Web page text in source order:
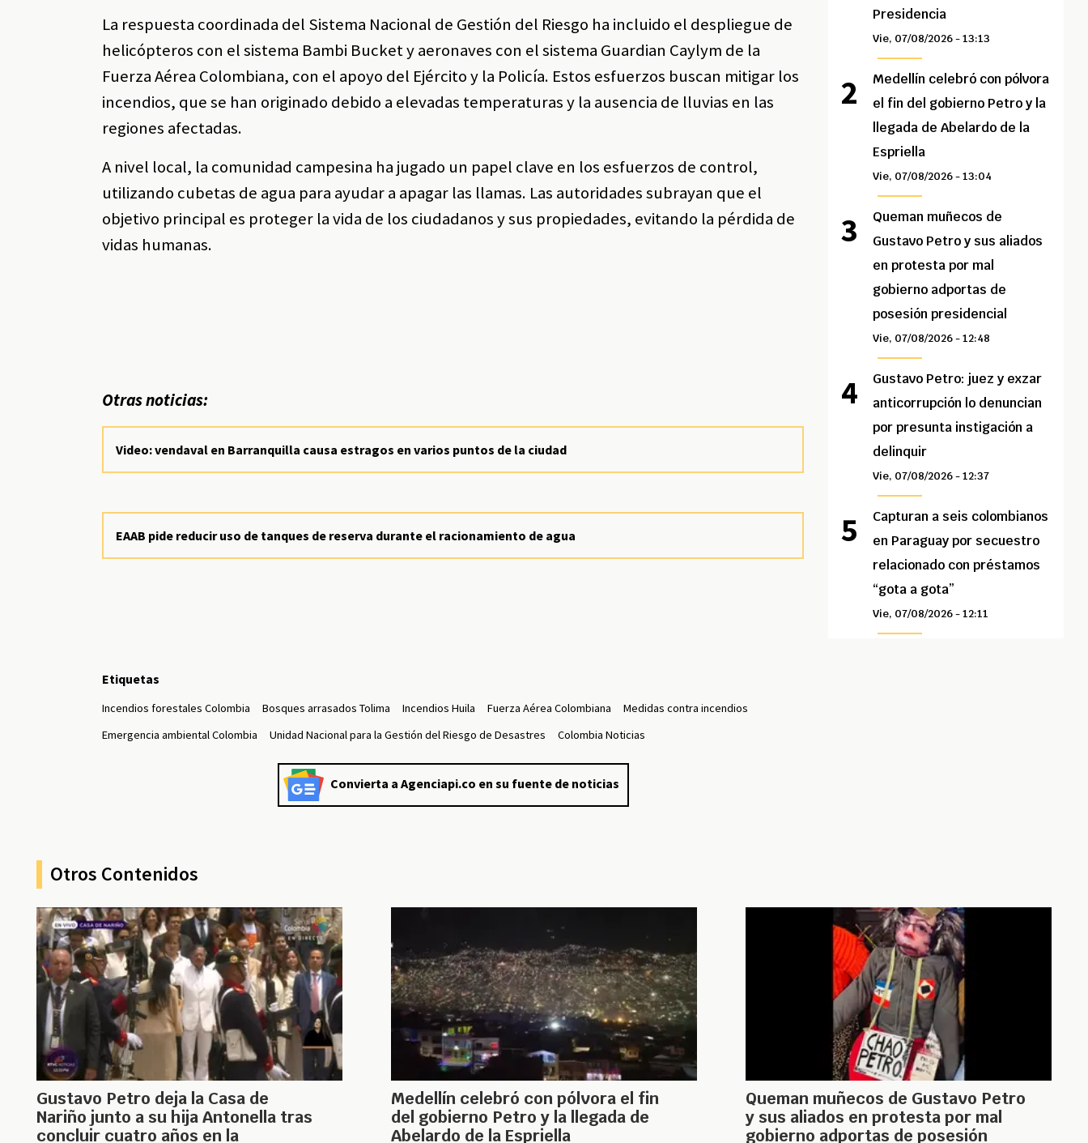
La respuesta coordinada del Sistema Nacional de Gestión del Riesgo ha incluido el despliegue de
helicópteros con el sistema Bambi Bucket y aeronaves con el sistema Guardian Caylym de la
Fuerza Aérea Colombiana, con el apoyo del Ejército y la Policía. Estos esfuerzos buscan mitigar los
incendios, que se han originado debido a elevadas temperaturas y la ausencia de lluvias en las
regiones afectadas.
A nivel local, la comunidad campesina ha jugado un papel clave en los esfuerzos de control,
utilizando cubetas de agua para ayudar a apagar las llamas. Las autoridades subrayan que el
objetivo principal es proteger la vida de los ciudadanos y sus propiedades, evitando la pérdida de
vidas humanas.
Otras noticias:
Video: vendaval en Barranquilla causa estragos en varios puntos de la ciudad
EAAB pide reducir uso de tanques de reserva durante el racionamiento de agua
Etiquetas
Incendios forestales Colombia Bosques arrasados Tolima Incendios Huila Fuerza Aérea Colombiana
Medidas contra incendios
Emergencia ambiental Colombia
Unidad Nacional para la Gestión del Riesgo de Desastres Colombia Noticias
Convierta a Agenciapi.co en su fuente de noticias
Presidencia
Vie, 07/08/2026 - 13:13
Medellín celebró con pólvora
el fin del gobierno Petro y la
llegada de Abelardo de la
Espriella
Vie, 07/08/2026 - 13:04
Queman muñecos de
Gustavo Petro y sus aliados
en protesta por mal
gobierno adportas de
posesión presidencial
Vie, 07/08/2026 - 12:48
Gustavo Petro: juez y exzar
anticorrupción lo denuncian
por presunta instigación a
delinquir
Vie, 07/08/2026 - 12:37
Capturan a seis colombianos
en Paraguay por secuestro
relacionado con préstamos
“gota a gota”
Vie, 07/08/2026 - 12:11
Otros Contenidos
Gustavo Petro deja la Casa de
Nariño junto a su hija Antonella tras
concluir cuatro años en la
Medellín celebró con pólvora el fin
del gobierno Petro y la llegada de
Abelardo de la Espriella
Queman muñecos de Gustavo Petro
y sus aliados en protesta por mal
gobierno adportas de posesión